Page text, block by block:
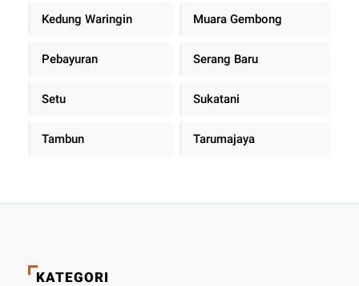
Kedung Waringin Muara Gembong
Pebayuran Serang Baru
Setu Sukatani
Tambun Tarumajaya
KATEGORI